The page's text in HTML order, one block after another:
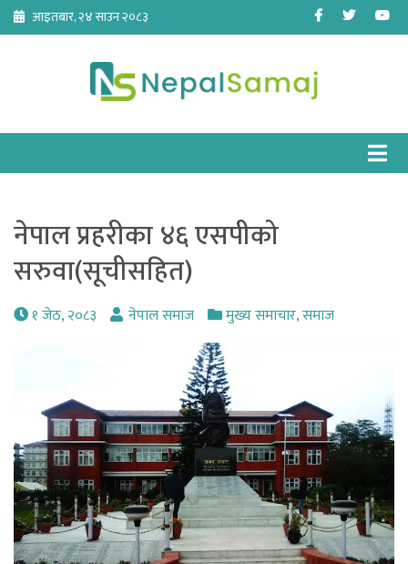
Skip
content
आइतबार, २४ साउन २०८३ Facebook
Twitter
नेपाल प्रहरीका ४६ एसपीको
सरुवा(सूचीसहित)
१ जेठ, २०८३ नेपाल समाज मुख्य समाचार,समाज